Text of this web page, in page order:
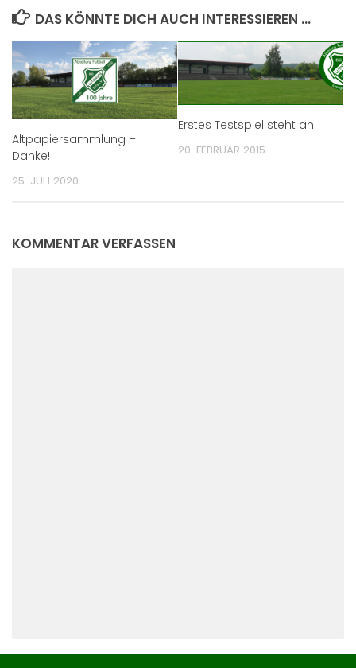
DAS KÖNNTE DICH AUCH INTERESSIEREN …
Altpapiersammlung –
Danke!
25. JULI 2020
Erstes Testspiel steht an
20. FEBRUAR 2015
KOMMENTAR VERFASSEN